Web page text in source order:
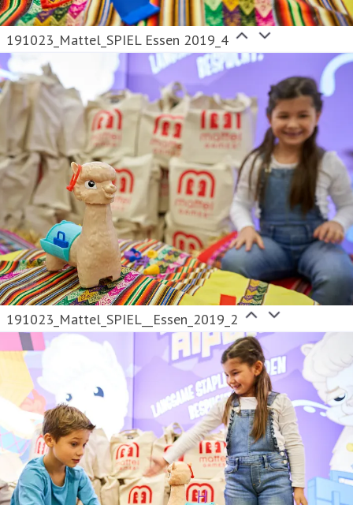
191023_Mattel_SPIEL Essen 2019_4
191023_Mattel_SPIEL__Essen_2019_2